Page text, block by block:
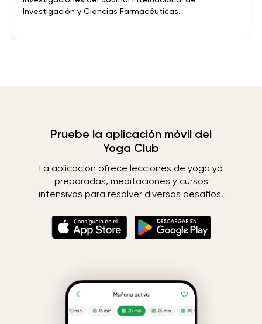
Investigación y Ciencias Farmacéuticas.
Pruebe la aplicación móvil del
Yoga Club
La aplicación ofrece lecciones de yoga ya
preparadas, meditaciones y cursos
intensivos para resolver diversos desafíos.